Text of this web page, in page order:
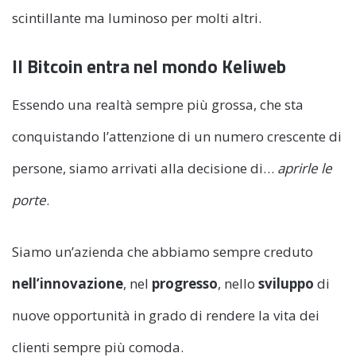
scintillante ma luminoso per molti altri.
Il Bitcoin entra nel mondo Keliweb
Essendo una realtà sempre più grossa, che sta
conquistando l’attenzione di un numero crescente di
persone, siamo arrivati alla decisione di… aprirle le
porte.
Siamo un’azienda che abbiamo sempre creduto
nell’innovazione, nel progresso, nello sviluppo di
nuove opportunità in grado di rendere la vita dei
clienti sempre più comoda.